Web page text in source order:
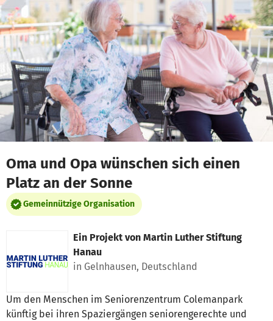
Zum Hauptinhalt springen
Erklärung zur Barrierefreiheit anzeigen
Oma und Opa wünschen sich einen
Platz an der Sonne
Gemeinnützige Organisation
Ein Projekt von Martin Luther Stiftung
Hanau
in Gelnhausen, Deutschland
Um den Menschen im Seniorenzentrum Colemanpark
künftig bei ihren Spaziergängen seniorengerechte und